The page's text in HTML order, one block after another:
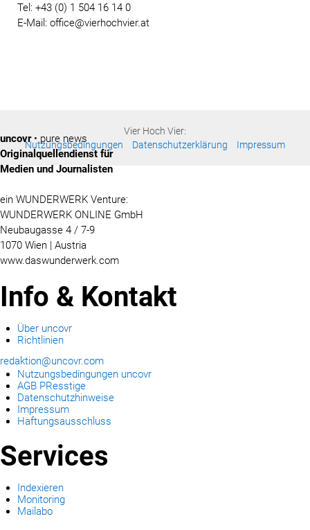
Tel: +43 (0) 1 504 16 14 0
E-Mail: office@vierhochvier.at
Vier Hoch Vier:
Nutzungsbedingungen
Datenschutzerklärung Impressum
uncovr• pure news
Originalquellendienst für
Medien und Journalisten
ein WUNDERWERK Venture:
WUNDERWERK ONLINE GmbH
Neubaugasse 4 / 7-9
1070 Wien | Austria
www.daswunderwerk.com
Info & Kontakt
Über uncovr
Richtlinien
redaktion@uncovr.com
Nutzungsbedingungen uncovr
AGB PResstige
Datenschutzhinweise
Impressum
Haftungsausschluss
Services
Indexieren
Monitoring
Mailabo